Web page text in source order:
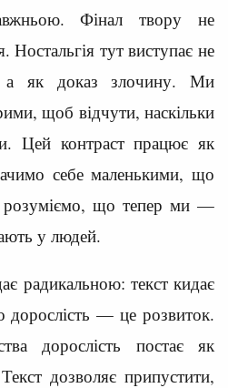
Фінал твору не
тут виступає не
а як доказ злочину. Ми
щоб відчути, наскільки
Цей контраст працює як
себе маленькими, що
розуміємо, що тепер ми —
у людей.
радикальною: текст кидає
дорослість — це розвиток.
дорослість постає як
дозволяє припустити,